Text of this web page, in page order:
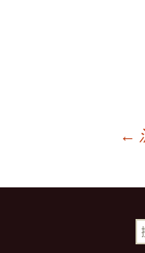
章
←
搜
尋